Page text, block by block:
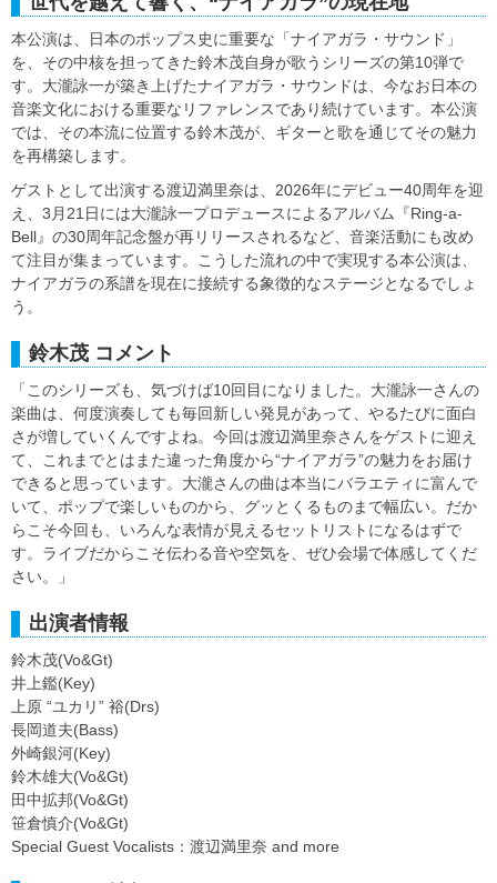
本公演は、日本のポップス史に重要な「ナイアガラ・サウンド」
を、その中核を担ってきた鈴木茂自身が歌うシリーズの第10弾で
す。大瀧詠一が築き上げたナイアガラ・サウンドは、今なお日本の
音楽文化における重要なリファレンスであり続けています。本公演
では、その本流に位置する鈴木茂が、ギターと歌を通じてその魅力
を再構築します。
ゲストとして出演する渡辺満里奈は、2026年にデビュー40周年を迎
え、3月21日には大瀧詠一プロデュースによるアルバム『Ring-a-
Bell』の30周年記念盤が再リリースされるなど、音楽活動にも改め
て注目が集まっています。こうした流れの中で実現する本公演は、
ナイアガラの系譜を現在に接続する象徴的なステージとなるでしょ
う。
鈴木茂 コメント
「このシリーズも、気づけば10回目になりました。大瀧詠一さんの
楽曲は、何度演奏しても毎回新しい発見があって、やるたびに面白
さが増していくんですよね。今回は渡辺満里奈さんをゲストに迎え
て、これまでとはまた違った角度から“ナイアガラ”の魅力をお届け
できると思っています。大瀧さんの曲は本当にバラエティに富んで
いて、ポップで楽しいものから、グッとくるものまで幅広い。だか
らこそ今回も、いろんな表情が見えるセットリストになるはずで
す。ライブだからこそ伝わる音や空気を、ぜひ会場で体感してくだ
さい。」
出演者情報
鈴木茂(Vo&Gt)
井上鑑(Key)
上原 “ユカリ” 裕(Drs)
長岡道夫(Bass)
外崎銀河(Key)
鈴木雄大(Vo&Gt)
田中拡邦(Vo&Gt)
笹倉慎介(Vo&Gt)
Special Guest Vocalists：渡辺満里奈 and more